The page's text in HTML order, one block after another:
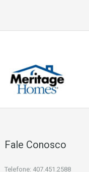
Fale Conosco
Telefone: 407.451.2588